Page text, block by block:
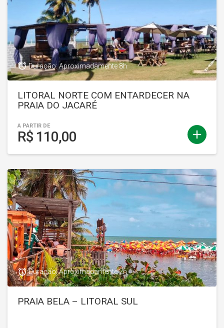
add
access_alarmDuração: Aproximadamente 8h
LITORAL NORTE COM ENTARDECER NA
PRAIA DO JACARÉ
A PARTIR DE
R$ 110,00
access_alarmDuração: Aproximadamente 2h
PRAIA BELA – LITORAL SUL